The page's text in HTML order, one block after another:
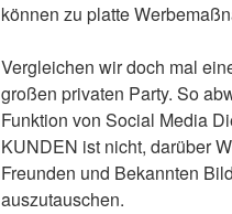
können zu platte
Vergleichen wir doch mal
großen privaten Party. So
Funktion von Social Media
KUNDEN ist nicht, darüber
Freunden und Bekannten
auszutauschen.